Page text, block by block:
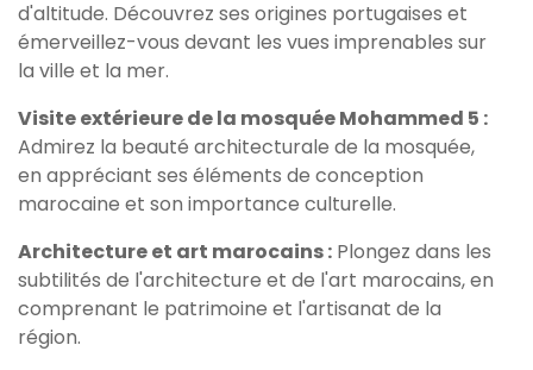
d'altitude. Découvrez ses origines portugaises et
émerveillez-vous devant les vues imprenables sur
la ville et la mer.
Visite extérieure de la mosquée Mohammed 5 :
Admirez la beauté architecturale de la mosquée,
en appréciant ses éléments de conception
marocaine et son importance culturelle.
Architecture et art marocains : Plongez dans les
subtilités de l'architecture et de l'art marocains, en
comprenant le patrimoine et l'artisanat de la
région.